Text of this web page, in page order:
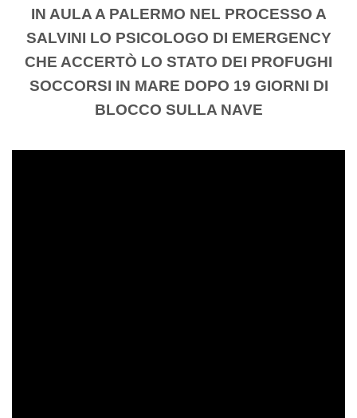
IN AULA A PALERMO NEL PROCESSO A
SALVINI LO PSICOLOGO DI EMERGENCY
CHE ACCERTÒ LO STATO DEI PROFUGHI
SOCCORSI IN MARE DOPO 19 GIORNI DI
BLOCCO SULLA NAVE